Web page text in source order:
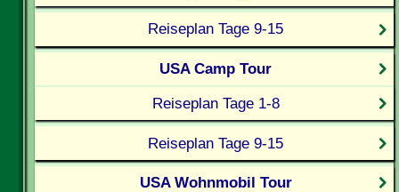
Reiseplan Tage 9-15
USA Camp Tour
Reiseplan Tage 1-8
Reiseplan Tage 9-15
USA Wohnmobil Tour